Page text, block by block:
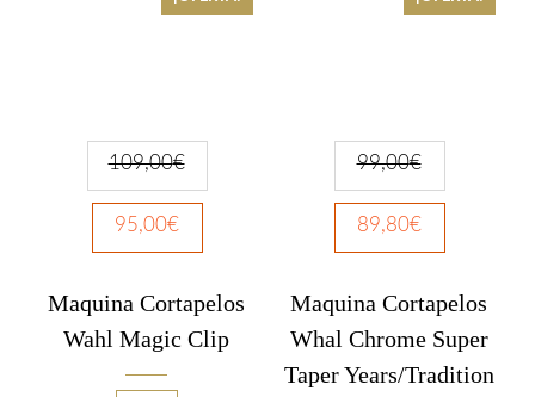
109,00€
95,00€
Maquina Cortapelos
Wahl Magic Clip
99,00€
89,80€
Maquina Cortapelos
Whal Chrome Super
Taper Years/Tradition